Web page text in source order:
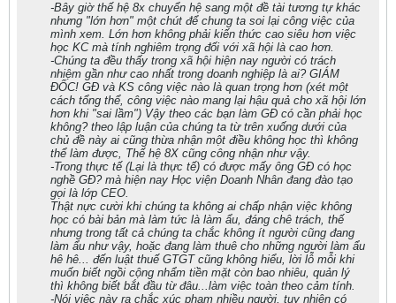
-Bây giờ thế hệ 8x chuyển hệ sang một đề tài tương tự khác
nhưng "lớn hơn" một chút để chung ta soi lại công việc của
mình xem. Lớn hơn không phải kiến thức cao siêu hơn việc
học KC mà tính nghiêm trọng đối với xã hội là cao hơn.
-Chúng ta đều thấy trong xã hội hiện nay người có trách
nhiệm gần như cao nhất trong doanh nghiệp là ai? GIÁM
ĐỐC! GĐ và KS công việc nào là quan trọng hơn (xét một
cách tổng thể, công việc nào mang lại hậu quả cho xã hội lớn
hơn khi "sai lầm") Vậy theo các bạn làm GĐ có cần phải học
không? theo lập luận của chúng ta từ trên xuống dưới của
chủ đề này ai cũng thừa nhận một điều không học thì không
thể làm được, Thế hệ 8X cũng công nhận như vậy.
-Trong thực tế (Lại là thực tế) có được mấy ông GĐ có học
nghề GĐ? mà hiện nay Học viện Doanh Nhân đang đào tạo
gọi là lớp CEO.
Thật nực cười khi chúng ta không ai chấp nhận việc không
học có bài bản mà làm tức là làm ẩu, đáng chê trách, thế
nhưng trong tất cả chúng ta chắc không ít người cũng đang
làm ẩu như vậy, hoặc đang làm thuê cho những người làm ẩu
hê hê... đến luật thuế GTGT cũng không hiểu, lời lỗ mỗi khi
muốn biết ngồi cộng nhẩm tiền mặt còn bao nhiêu, quản lý
thì không biết bắt đầu từ đâu...làm việc toàn theo cảm tính.
-Nói việc này ra chắc xúc phạm nhiều người, tuy nhiên có